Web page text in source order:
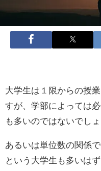
大学生は１限からの授
すが、学部によっては
も多いのではないでし
あるいは単位数の関係
という大学生も多いはず